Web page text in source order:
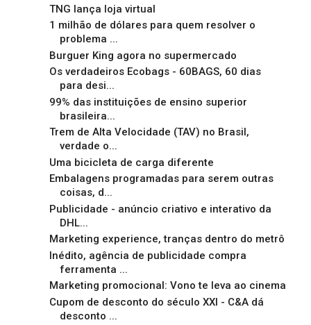
TNG lança loja virtual
1 milhão de dólares para quem resolver o
problema ...
Burguer King agora no supermercado
Os verdadeiros Ecobags - 60BAGS, 60 dias
para desi...
99% das instituições de ensino superior
brasileira...
Trem de Alta Velocidade (TAV) no Brasil,
verdade o...
Uma bicicleta de carga diferente
Embalagens programadas para serem outras
coisas, d...
Publicidade - anúncio criativo e interativo da
DHL...
Marketing experience, tranças dentro do metrô
Inédito, agência de publicidade compra
ferramenta ...
Marketing promocional: Vono te leva ao cinema
Cupom de desconto do século XXI - C&A dá
desconto ...